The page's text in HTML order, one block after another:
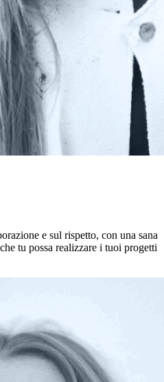
e sul rispetto, con una sana
tu possa realizzare i tuoi progetti